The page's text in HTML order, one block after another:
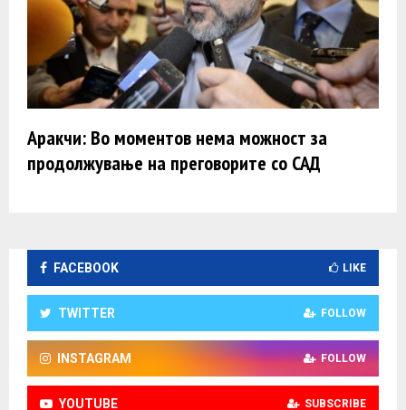
Аракчи: Во моментов нема можност за
продолжување на преговорите со САД
FACEBOOK LIKE
TWITTER FOLLOW
INSTAGRAM FOLLOW
YOUTUBE SUBSCRIBE